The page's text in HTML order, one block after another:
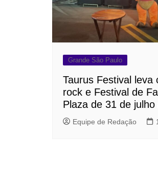
Grande São Paulo
Taurus Festival leva
rock e Festival de
Plaza de 31 de
Equipe de Redação